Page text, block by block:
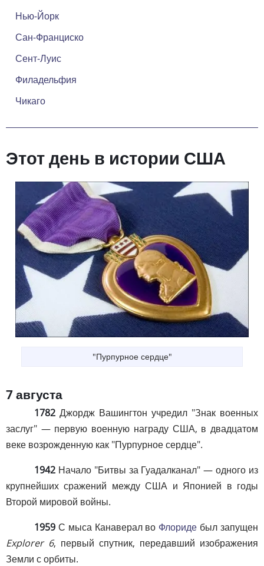
Нью-Йорк
Сан-Франциско
Сент-Луис
Филадельфия
Чикаго
Этот день в истории США
"Пурпурное сердце"
7 августа
1782 Джордж Вашингтон учредил "Знак военных
заслуг" — первую военную награду США, в двадцатом
веке возрожденную как "Пурпурное сердце".
1942 Начало "Битвы за Гуадалканал" — одного из
крупнейших сражений между США и Японией в годы
Второй мировой войны.
1959 С мыса Канаверал во Флориде был запущен
Explorer 6, первый спутник, передавший изображения
Земли с орбиты.